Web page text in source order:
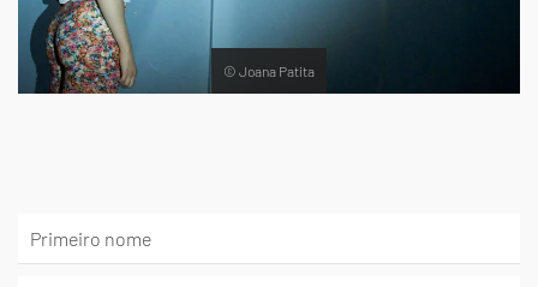
© Joana Patita